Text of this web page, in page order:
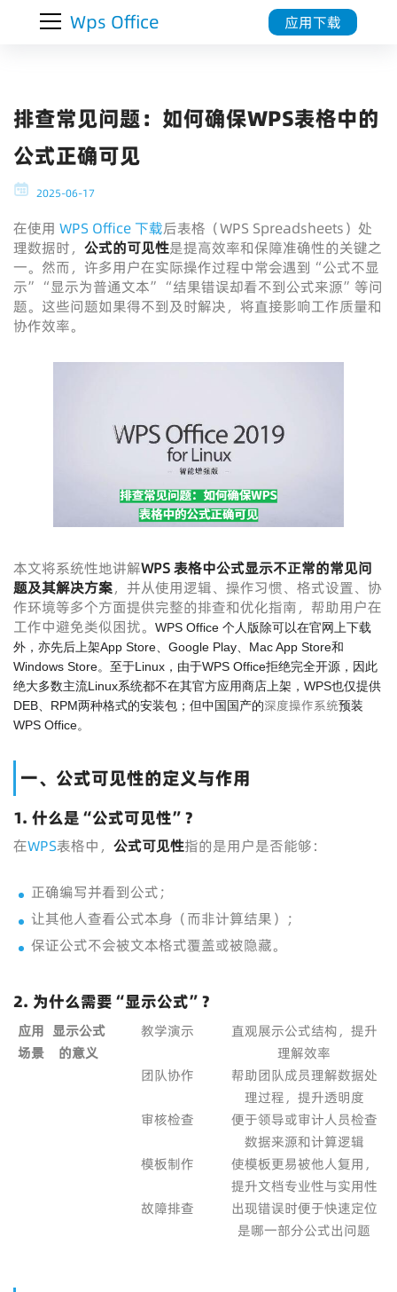
Wps Office 应用下载
排查常见问题：如何确保WPS表格中的
公式正确可见
2025-06-17
在使用 WPS Office 下载后表格（WPS Spreadsheets）处
理数据时， 公式的可见性是提高效率和保障准确性的关键之
一。然而，许多用户在实际操作过程中常会遇到“公式不显
示”“显示为普通文本”“结果错误却看不到公式来源”等问
题。这些问题如果得不到及时解决，将直接影响工作质量和
协作效率。
本文将系统性地讲解WPS 表格中公式显示不正常的常见问
题及其解决方案，并从使用逻辑、操作习惯、格式设置、协
作环境等多个方面提供完整的排查和优化指南，帮助用户在
工作中避免类似困扰。
WPS Office 个人版除可以在官网上下载
外，亦先后上架App Store、Google Play、Mac App Store和
Windows Store。至于Linux，由于WPS Office拒绝完全开源，因此
绝大多数主流Linux系统都不在其官方应用商店上架，WPS也仅提供
DEB、RPM两种格式的安装包；但中国国产的深度操作系统预装
WPS Office。
一、公式可见性的定义与作用
1. 什么是“公式可见性”？
在WPS表格中， 公式可见性指的是用户是否能够：
正确编写并看到公式；
让其他人查看公式本身（而非计算结果）；
保证公式不会被文本格式覆盖或被隐藏。
2. 为什么需要“显示公式”？
应用
场景
显示公式
的意义
教学演示
直观展示公式结构，提升
理解效率
团队协作
帮助团队成员理解数据处
理过程，提升透明度
审核检查
便于领导或审计人员检查
数据来源和计算逻辑
模板制作
使模板更易被他人复用，
提升文档专业性与实用性
故障排查
出现错误时便于快速定位
是哪一部分公式出问题